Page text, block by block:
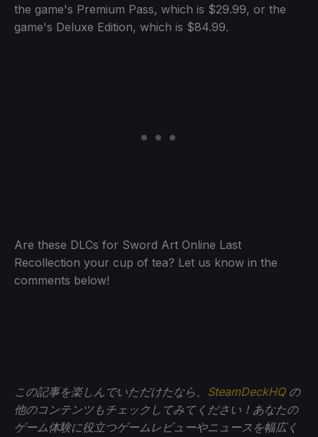
the game's Premium Pass, which is $29.99, or the
game's Deluxe Edition, which is $84.99.
Are these DLCs for Sword Art Online Last
Recollection your cup of tea? Let us know in the
comments below!
この記事を楽しんでいただけたなら、 SteamDeckHQの
他のコンテンツもチェックしてみてください！あなたの
ゲーム体験に役立つゲームレビューやニュースを幅広く